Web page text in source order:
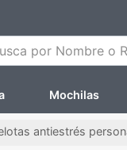
por Nombre o
Mochilas
antiestrés